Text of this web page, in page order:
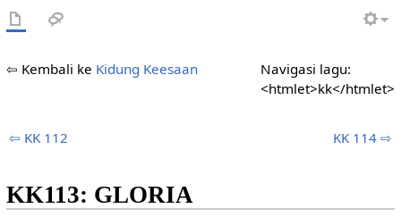
Navigasi lagu:
<htmlet>kk</htmlet>
⇦ Kembali ke Kidung Keesaan
⇦ KK 112 KK 114 ⇨
KK113: GLORIA